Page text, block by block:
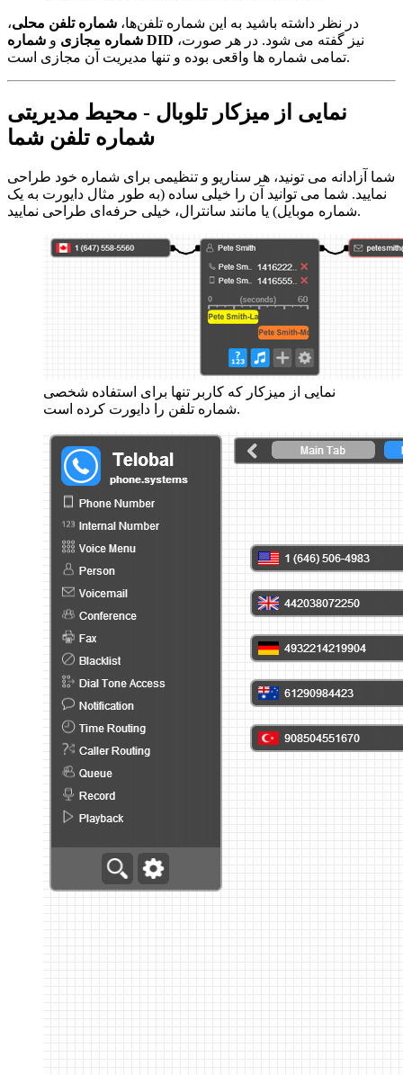
در نظر داشته باشید به این شماره تلفن‌ها، شماره تلفن محلی،
شماره مجازی و شماره DID
تمامی شماره ها واقعی بوده و تنها مدیریت آن مجازی است.
نمایی از میزکار تلوبال - محیط مدیریتی
شماره تلفن شما
شما آزادانه می تونید، هر سناریو و تنظیمی برای شماره خود طراحی
نمایید. شما می توانید آن را خیلی ساده (به طور مثال دایورت به یک
شماره موبایل) یا مانند سانترال، خیلی حرفه‌ای طراحی نمایید.
نمایی از میزکار که کاربر تنها برای استفاده شخصی
شماره تلفن را دایورت کرده است.